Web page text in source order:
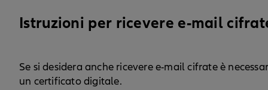
Istruzioni per ricevere e-mail
Se si desidera anche ricevere e-mail cifrate è
un certificato digitale.